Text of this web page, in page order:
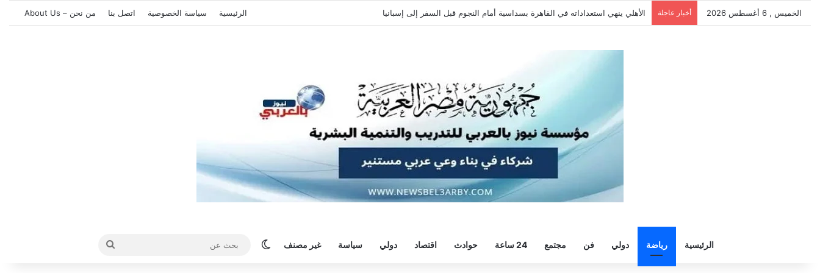
الخميس , 6 أغسطس 2026 أخبار عاجلة الأهلي يهزم بترول أسيوط بثنائية وديًا استعدادًا للموسم الجديد الرئيسية سياسة الخصوصية اتصل بنا من نحن – About Us
الرئيسية رياضة دولي فن مجتمع 24 ساعة حوادث اقتصاد دولي سياسة غير مصنف الوضع المظلم
بحث